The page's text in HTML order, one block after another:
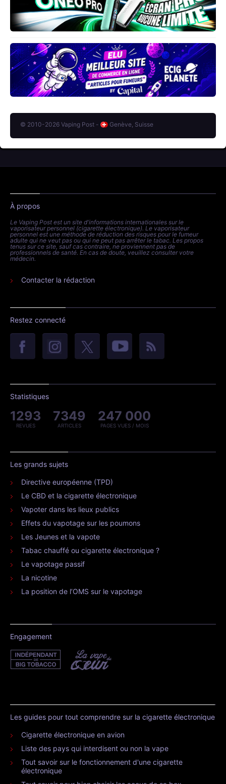
© 2010-2026 Vaping Post - Genève, Suisse
À propos
Le Vaping Post est un site d'informations internationales sur le
vaporisateur personnel (cigarette électronique). Le vaporisateur
personnel est une méthode de réduction des risques pour le fumeur
adulte qui ne veut pas ou qui ne peut pas arrêter le tabac. Les propos
tenus sur ce site, sauf cas contraire, ne proviennent pas de
professionnels de santé. En cas de doute, veuillez consulter votre
médecin.
Contacter la rédaction
Restez connecté
Statistiques
1293
REVUES
7349
ARTICLES
247 000
PAGES VUES / MOIS
Les grands sujets
Directive européenne (TPD)
Le CBD et la cigarette électronique
Vapoter dans les lieux publics
Effets du vapotage sur les poumons
Les Jeunes et la vapote
Tabac chauffé ou cigarette électronique ?
Le vapotage passif
La nicotine
La position de l’OMS sur le vapotage
Engagement
Les guides pour tout comprendre sur la cigarette électronique
Cigarette électronique en avion
Liste des pays qui interdisent ou non la vape
Tout savoir sur le fonctionnement d'une cigarette
électronique